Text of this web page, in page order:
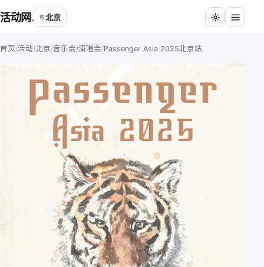
活动网 北京
首页/活动/北京/音乐会/演唱会/Passenger Asia 2025北京站